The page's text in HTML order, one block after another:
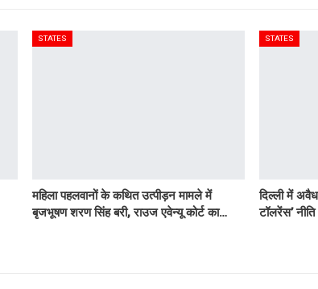
STATES
महिला पहलवानों के कथित उत्पीड़न मामले में
बृजभूषण शरण सिंह बरी, राउज एवेन्यू कोर्ट का…
STATES
दिल्ली में
टॉलरेंस’